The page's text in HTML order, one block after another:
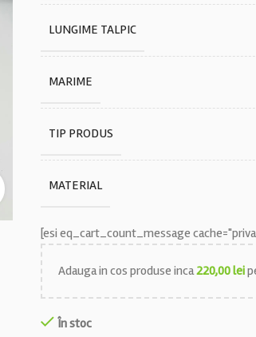
Faceți click pentru a mări
LUNGIME TALPIC
MARIME
TIP PRODUS
MATERIAL
[esi eq_cart_count_message
Adauga in cos produse inca220,00lei
În stoc